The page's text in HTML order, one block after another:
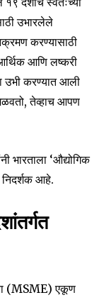
उभारलेले
करण्यासाठी
आणि लष्करी
उभी करण्यात आली
तेव्हाच आपण
भारताला ‘औद्योगिक
निदर्शक आहे.
(MSME) एकूण